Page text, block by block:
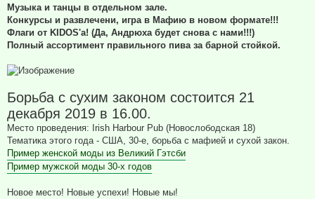
Музыка и танцы в отдельном зале.
Конкурсы и развлечени, игра в Мафию в новом формате!!!
Флаги от KIDOS'a! (Да, Андрюха будет снова с нами!!!)
Полный ассортимент правильного пива за барной стойкой.
Борьба с сухим законом состоится 21
декабря 2019 в 16.00.
Место проведения: Irish Harbour Pub (Новослободская 18)
Тематика этого года - США, 30-е, борьба с мафией и сухой закон.
Пример женской моды из Великий Гэтсби
Пример мужской моды 30-х годов
Новое место! Новые успехи! Новые мы!